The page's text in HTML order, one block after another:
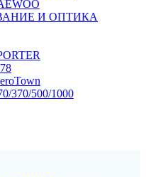
И ОПТИКА
370/500/1000